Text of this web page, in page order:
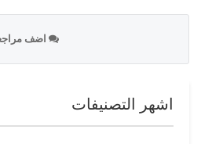
اضف
اشهر التصنيفات